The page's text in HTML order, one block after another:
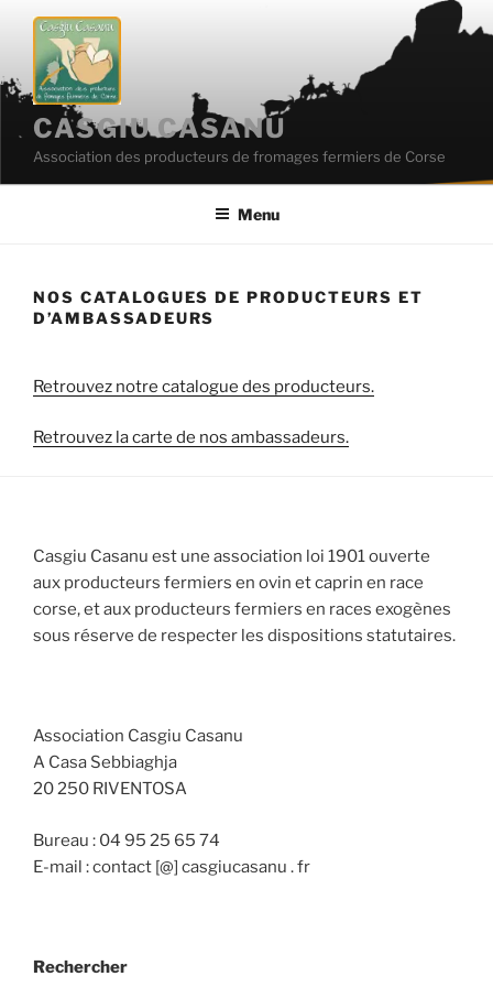
Aller
contenu
principal
CASGIU CASANU
Association des producteurs de fromages fermiers de Corse
Menu
NOS CATALOGUES DE PRODUCTEURS ET
D’AMBASSADEURS
Retrouvez notre catalogue des producteurs.
Retrouvez la carte de nos ambassadeurs.
Casgiu Casanu est une association loi 1901 ouverte
aux producteurs fermiers en ovin et caprin en race
corse, et aux producteurs fermiers en races exogènes
sous réserve de respecter les dispositions statutaires.
Association Casgiu Casanu
A Casa Sebbiaghja
20 250 RIVENTOSA
Bureau : 04 95 25 65 74
E-mail : contact [@] casgiucasanu . fr
Rechercher